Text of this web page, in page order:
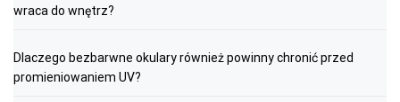
wraca do wnętrz?
Dlaczego bezbarwne okulary również powinny chronić przed
promieniowaniem UV?